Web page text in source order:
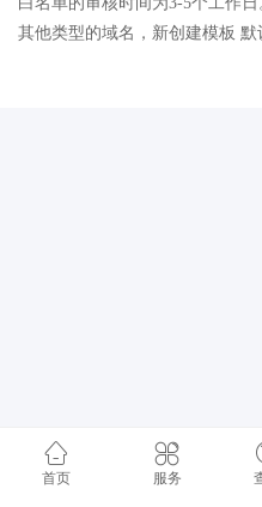
其他类型的域名，新创建模板
首页 服务